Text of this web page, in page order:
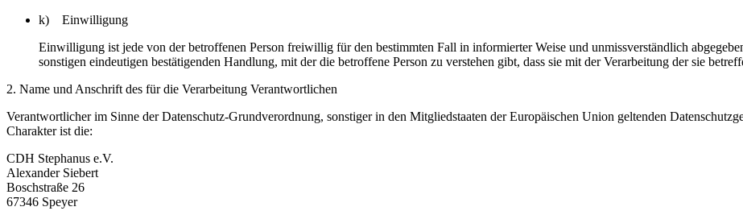
k) Einwilligung
Einwilligung ist jede von der betroffenen Person freiwillig für den bestimmten Fall in informierter Weise und unmissverständlich
sonstigen eindeutigen bestätigenden Handlung, mit der die betroffene Person zu verstehen gibt, dass sie mit der Verarbeitung der sie
2. Name und Anschrift des für die Verarbeitung Verantwortlichen
Verantwortlicher im Sinne der Datenschutz-Grundverordnung, sonstiger in den Mitgliedstaaten der Europäischen Union geltenden
Charakter ist die:
CDH Stephanus e.V.
Alexander Siebert
Boschstraße 26
67346 Speyer